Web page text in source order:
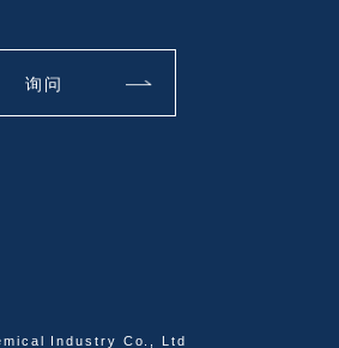
询问
Industry Co., Ltd